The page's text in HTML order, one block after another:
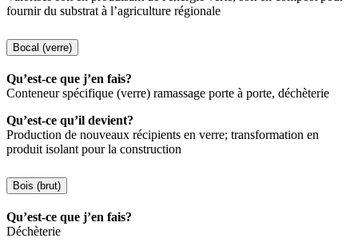
fournir du substrat à l’agriculture régionale
Bocal (verre)
Qu’est-ce que j’en fais?
Conteneur spécifique (verre) ramassage porte à porte, déchèterie
Qu’est-ce qu’il devient?
Production de nouveaux récipients en verre; transformation en
produit isolant pour la construction
Bois (brut)
Qu’est-ce que j’en fais?
Déchèterie